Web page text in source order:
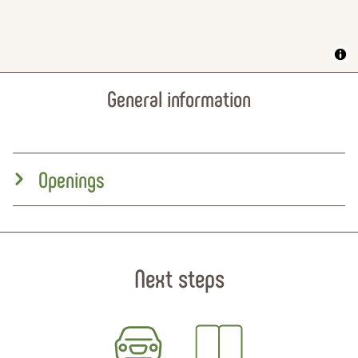
General information
Openings
Next steps